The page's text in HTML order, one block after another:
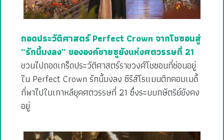
ถอดประวัติศาสตร์ Perfect Crown จากโชซอนสู่
“รักนี้มงลง” ขององค์ชายซูยังแห่งศตวรรษที่ 21
ชวนไปถอดเกร็ดประวัติศาสตร์ราชวงศ์โชซอนที่ซ่อนอยู่
ใน Perfect Crown รักนี้มงลง ซีรีส์โรแมนติกคอมเมดี้
ที่พาไปในเกาหลียุคศตวรรษที่ 21 ซึ่งระบบกษัตริย์ยังคง
อยู่